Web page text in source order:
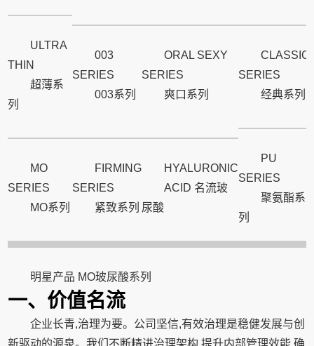
ULTRA
THIN
超薄系
列
003
SERIES
003系列
ORAL SEXY
SERIES
爽口系列
CLASSIC
SERIES
经典系列
MO
SERIES
MO系列
FIRMING
SERIES
紧致系列
HYALURONIC
ACID 名流玻
尿酸
PU
SERIES
聚氨酯系
列
明星产品 MO玻尿酸系列
一、价值名流
企业长青,治理为要。公司坚信,有效治理是稳健发展与创
新驱动的源泉。我们不断精进治理架构,提升内部管理效能,确